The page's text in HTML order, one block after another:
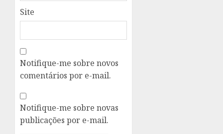
Site
Notifique-me sobre novos
comentários por e-mail.
Notifique-me sobre novas
publicações por e-mail.